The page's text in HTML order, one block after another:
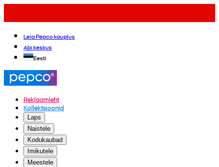
Leia Pepco kauplus
Abi keskus
Eesti
Reklaamleht
Kollektsioonid
Laps
Naistele
Kodukaubad
Imikutele
Meestele